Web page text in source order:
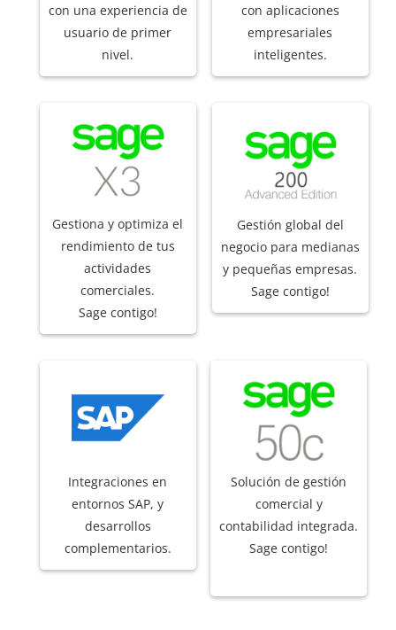
con una experiencia de
usuario de primer
nivel.
Gestiona y optimiza el
rendimiento de tus
actividades
comerciales.
Sage contigo!
con aplicaciones
empresariales
inteligentes.
Gestión global del
negocio para medianas
y pequeñas empresas.
Sage contigo!
Integraciones en
entornos SAP, y
desarrollos
complementarios.
Solución de gestión
comercial y
contabilidad integrada.
Sage contigo!